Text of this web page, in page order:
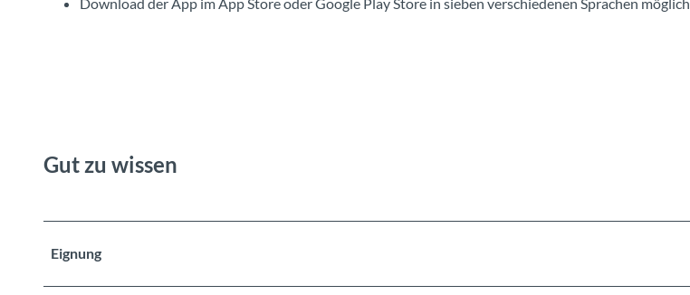
Gut zu wissen
Eignung